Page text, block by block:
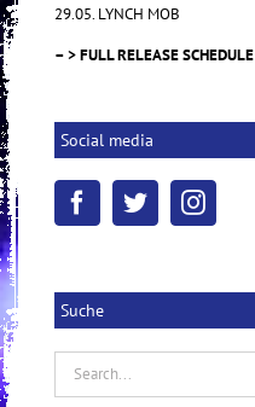
29.05. LYNCH MOB
– > FULL RELEASE SCHEDULE
Social media
Suche